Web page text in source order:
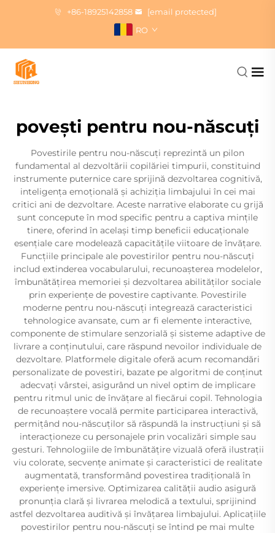
+86-18925142858
[email protected]
RO
povești pentru nou-născuți
Povestirile pentru nou-născuți reprezintă un pilon
fundamental al dezvoltării copilăriei timpurii, constituind
instrumente puternice care sprijină dezvoltarea cognitivă,
inteligența emoțională și achiziția limbajului în cei mai
critici ani de dezvoltare. Aceste narrative elaborate cu grijă
sunt concepute în mod specific pentru a captiva mințile
tinere, oferind în același timp beneficii educaționale
esențiale care modelează capacitățile viitoare de învățare.
Funcțiile principale ale povestirilor pentru nou-născuți
includ extinderea vocabularului, recunoașterea modelelor,
îmbunătățirea memoriei și dezvoltarea abilităților sociale
prin experiențe de povestire captivante. Povestirile
moderne pentru nou-născuți integrează caracteristici
tehnologice avansate, cum ar fi elemente interactive,
componente de stimulare senzorială și sisteme adaptive de
livrare a conținutului, care răspund nevoilor individuale de
dezvoltare. Platformele digitale oferă acum recomandări
personalizate de povestiri, bazate pe algoritmi de conținut
adecvați vârstei, asigurând un nivel optim de implicare
pentru ritmul unic de învățare al fiecărui copil. Tehnologia
de recunoaștere vocală permite participarea interactivă,
permițând nou-născuților să răspundă la instrucțiuni și să
interacționeze cu personajele prin vocalizări simple sau
gesturi. Tehnologiile de îmbunătățire vizuală oferă ilustrații
viu colorate, secvențe animate și caracteristici de realitate
augmentată, transformând povestirea tradițională în
experiențe imersive. Optimizarea calității audio asigură
pronunția clară și livrarea melodică a textului, sprijinind
astfel dezvoltarea auditivă și învățarea limbajului. Aplicațiile
povestirilor pentru nou-născuți se întind pe mai multe